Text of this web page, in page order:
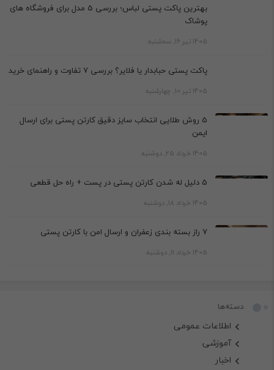
بهترین پاکت پستی لباس؛ بررسی 5 مدل برای فروشگاه های
پوشاک
1405 تیر 16, سه‌شنبه
پاکت پستی حبابدار یا فلایر؟ بررسی 7 تفاوت و راهنمای خرید
1405 تیر 10, چهارشنبه
5 روش طلایی انتخاب سایز دقیق کارتن پستی برای ارسال
ایمن
1405 خرداد 25, دوشنبه
5 دلیل له شدن کارتن پستی در پست + راه حل قطعی
1405 خرداد 18, دوشنبه
7 راز بسته بندی زعفران و ارسال امن با کارتن پستی
1405 خرداد 11, دوشنبه
دسته‌ها
اطلاعات عمومی
آموزشی
اخبار